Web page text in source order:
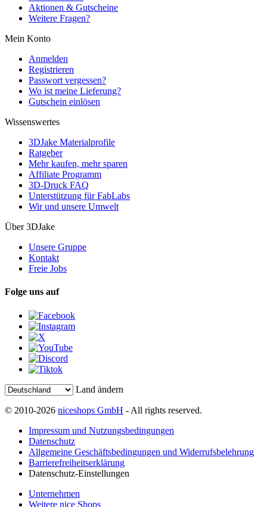
Aktionen & Gutscheine
Weitere Fragen?
Mein Konto
Anmelden
Registrieren
Passwort vergessen?
Wo ist meine Lieferung?
Gutschein einlösen
Wissenswertes
3DJake Materialprofile
Ratgeber
Mehr kaufen, mehr sparen
Affiliate Programm
3D-Druck FAQ
Unterstützung für FabLabs
Wir und unsere Umwelt
Über 3DJake
Unsere Gruppe
Kontakt
Freie Jobs
Folge uns auf
Land ändern
© 2010-2026 niceshops GmbH - All rights reserved.
Impressum und Nutzungsbedingungen
Datenschutz
Allgemeine Geschäftsbedingungen und Widerrufsbelehrung
Barrierefreiheitserklärung
Datenschutz-Einstellungen
Unternehmen
Weitere nice Shops